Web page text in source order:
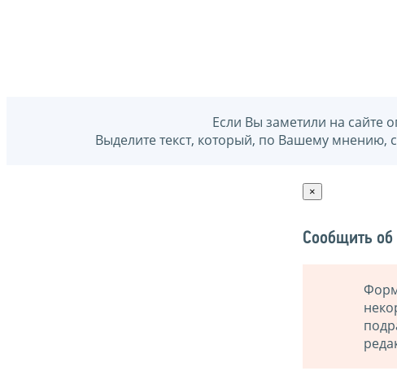
Если Вы заметили на сайте
Выделите текст, который, по Вашему
×
Сообщить об